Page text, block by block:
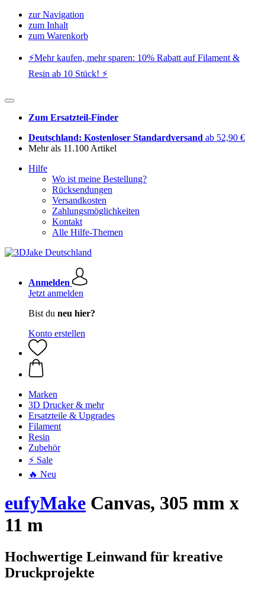
zur Navigation
zum Inhalt
zum Warenkorb
⚡️Mehr kaufen, mehr sparen: 10% Rabatt auf Filament &
Resin ab 10 Stück! ⚡️
Zum Ersatzteil-Finder
Deutschland: Kostenloser Standardversand ab 52,90 €
Mehr als 11.100 Artikel
Hilfe
Wo ist meine Bestellung?
Rücksendungen
Versandkosten
Zahlungsmöglichkeiten
Kontakt
Alle Hilfe-Themen
Anmelden
Jetzt anmelden
Bist du neu hier?
Konto erstellen
Marken
3D Drucker & mehr
Ersatzteile & Upgrades
Filament
Resin
Zubehör
⚡ Sale
🔥 Neu
eufyMake Canvas, 305 mm x
11 m
Hochwertige Leinwand für kreative
Druckprojekte